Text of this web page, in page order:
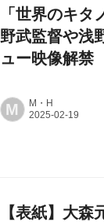
「世界のキ
野武監督や浅
ュー映像解禁
M M・H
【表紙】大